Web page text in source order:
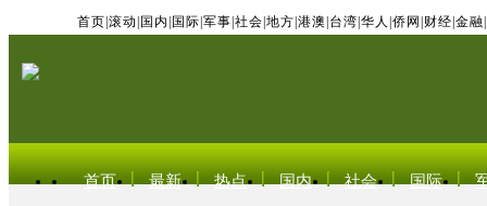
首页 滚动 国内 国际 军事 社会 地方 港澳 台湾 华人 侨网 财经 金融
首页 最新 热点 国内 社会 国际